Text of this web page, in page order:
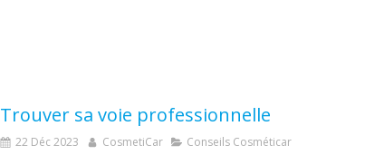
Trouver sa voie professionnelle
22 Déc 2023 CosmetiCar Conseils Cosméticar